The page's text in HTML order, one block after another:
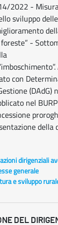
2022 -
sviluppo
-
con
(DAdG)
nel
della
dirigenziali
generale
e sviluppo
DEL